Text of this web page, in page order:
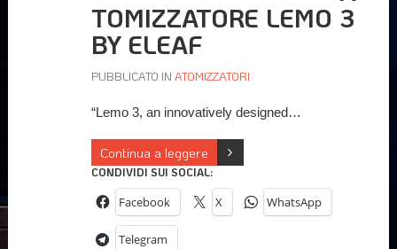
TOMIZZATORE LEMO 3
BY ELEAF
PUBBLICATO IN ATOMIZZATORI
“Lemo 3, an innovatively designed…
Continua a leggere
CONDIVIDI SUI SOCIAL:
Facebook X WhatsApp
Telegram